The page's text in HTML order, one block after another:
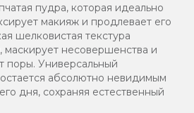
пудра, которая идеально
макияж и продлевает его
шелковистая текстура
маскирует несовершенства и
поры. Универсальный
абсолютно невидимым
дня, сохраняя естественный